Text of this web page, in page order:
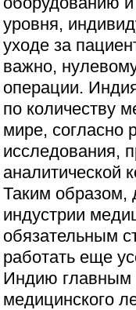
уровня,
уходе за
важно,
операции.
по количеству
мире, согласно
исследования,
аналитической
Таким образом,
индустрии
обязательным
работать еще
Индию главным
медицинского